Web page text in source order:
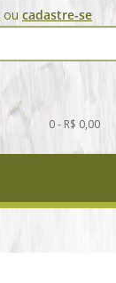
ou cadastre-se
0 - R$ 0,00